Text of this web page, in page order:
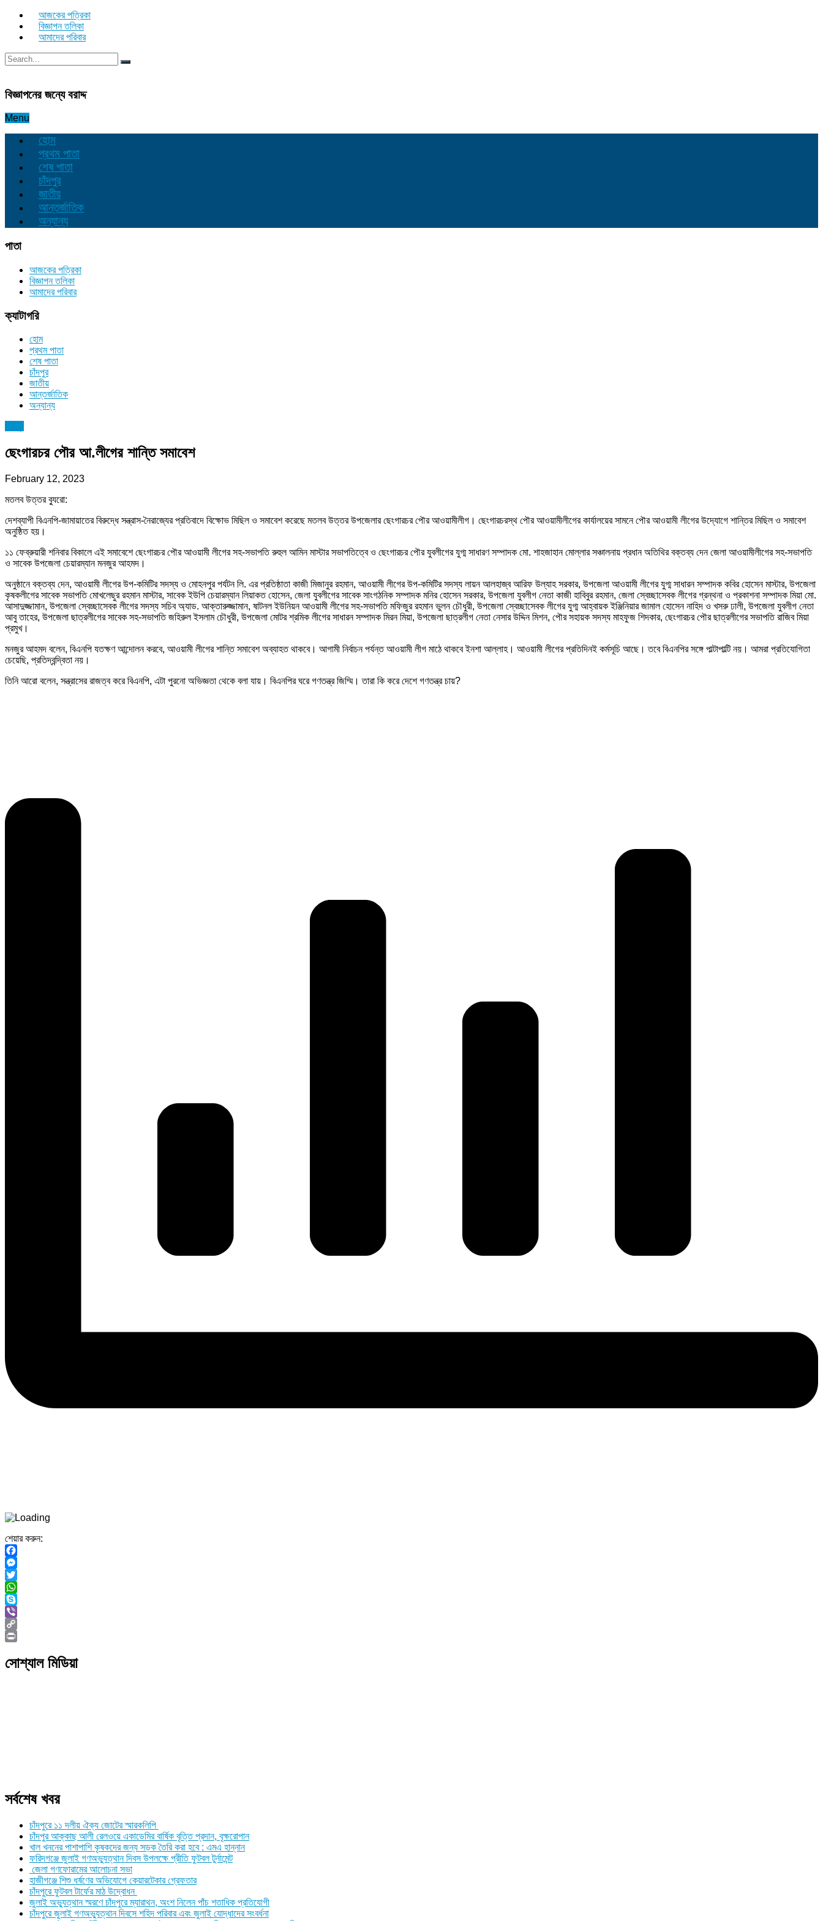
আজকের পত্রিকা
বিজ্ঞাপন তলিকা
আমাদের পরিবার
বিজ্ঞাপনের জন্যে বরাদ্দ
Menu
হোম
প্রথম পাতা
শেষ পাতা
চাঁদপুর
জাতীয়
আন্তর্জাতিক
অন্যান্য
পাতা
আজকের পত্রিকা
বিজ্ঞাপন তলিকা
আমাদের পরিবার
ক্যাটাগরি
হোম
প্রথম পাতা
শেষ পাতা
চাঁদপুর
জাতীয়
আন্তর্জাতিক
অন্যান্য
ছেংগারচর পৌর আ.লীগের শান্তি সমাবেশ
February 12, 2023
মতলব উত্তর ব্যুরো:
দেশব্যাপী বিএনপি-জামায়াতের বিরুদ্ধে সন্ত্রাস-নৈরাজ্যের প্রতিবাদে বিক্ষোভ মিছিল ও সমাবেশ করেছে মতলব উত্তর উপজেলার ছেংগারচর পৌর আওয়ামীলীগ। ছেংগারচরস্থ পৌর আওয়ামীলীগের কার্যালয়ের সামনে পৌর আওয়ামী লীগের উদ্যোগে শান্তির মিছিল ও সমাবেশ
অনুষ্ঠিত হয়।
১১ ফেব্রুয়ারী শনিবার বিকালে এই সমাবেশে ছেংগারচর পৌর আওয়ামী লীগের সহ-সভাপতি রুহুল আমিন মাস্টার সভাপতিত্বে ও ছেংগারচর পৌর যুবলীগের যুগ্ম সাধারণ সম্পাদক মো. শাহজাহান মোল্লার সঞ্চালনায় প্রধান অতিথির বক্তব্য দেন জেলা আওয়ামীলীগের সহ-সভাপতি
ও সাবেক উপজেলা চেয়ারম্যান মনজুর আহমদ।
অনুষ্ঠানে বক্তব্য দেন, আওয়ামী লীগের উপ-কমিটির সদস্য ও মোহনপুর পর্যটন লি. এর প্রতিষ্ঠাতা কাজী মিজানুর রহমান, আওয়ামী লীগের উপ-কমিটির সদস্য লায়ন আলহাজ্ব আরিফ উল্যাহ সরকার, উপজেলা আওয়ামী লীগের যুগ্ম সাধারন সম্পাদক কবির হোসেন মাস্টার, উপজেলা
কৃষকলীগের সাবেক সভাপতি মোখলেছুর রহমান মাস্টার, সাবেক ইউপি চেয়ারম্যান লিয়াকত হোসেন, জেলা যুবলীগের সাবেক সাংগঠনিক সম্পাদক মনির হোসেন সরকার, উপজেলা যুবলীগ নেতা কাজী হাবিবুর রহমান, জেলা স্বেচ্ছাসেবক লীগের গ্রন্থনা ও প্রকাশনা সম্পাদক মিয়া মো.
আসাদুজ্জামান, উপজেলা স্বেচ্ছাসেবক লীগের সদস্য সচিব অ্যাড. আক্তারুজ্জামান, ষাটনল ইউনিয়ন আওয়ামী লীগের সহ-সভাপতি মফিজুর রহমান ভুলন চৌধুরী, উপজেলা স্বেচ্ছাসেবক লীগের যুগ্ম আহ্বায়ক ইঞ্জিনিয়ার জামাল হোসেন নাহিদ ও খসরু ঢালী, উপজেলা যুবলীগ নেতা
আবু তাহের, উপজেলা ছাত্রলীগের সাবেক সহ-সভাপতি জহিরুল ইসলাম চৌধুরী, উপজেলা মোটর শ্রমিক লীগের সাধারন সম্পাদক মিরন মিয়া, উপজেলা ছাত্রলীগ নেতা নেসার উদ্দিন মিশন, পৌর সহায়ক সদস্য মাহফুজ শিদকার, ছেংগারচর পৌর ছাত্রলীগের সভাপতি রাজিব মিয়া
প্রমুখ।
মনজুর আহমদ বলেন, বিএনপি যতক্ষণ আন্দোলন করবে, আওয়ামী লীগের শান্তি সমাবেশ অব্যাহত থাকবে। আগামী নির্বাচন পর্যন্ত আওয়ামী লীগ মাঠে থাকবে ইনশা আল্লাহ। আওয়ামী লীগের প্রতিদিনই কর্মসূচি আছে। তবে বিএনপির সঙ্গে পাল্টাপাল্টি নয়। আমরা প্রতিযোগিতা
চেয়েছি, প্রতিদ্বন্দ্বিতা নয়।
তিনি আরো বলেন, সন্ত্রাসের রাজত্ব করে বিএনপি, এটা পুরনো অভিজ্ঞতা থেকে বলা যায়। বিএনপির ঘরে গণতন্ত্র জিম্মি। তারা কি করে দেশে গণতন্ত্র চায়?
শেয়ার করুন:
Facebook
Messenger
Twitter
WhatsApp
Skype
Viber
Copy
সোশ্যাল মিডিয়া
সর্বশেষ খবর
চাঁদপুরে ১১ দলীয় ঐক্য জোটের স্মারকলিপি
চাঁদপুর আক্কাছ আলী রেলওয়ে একাডেমির বার্ষিক বৃত্তি প্রদান, বৃক্ষরোপান
খাল খননের পাশাপাশি কৃষকদের জন্য সড়ক তৈরি করা হবে : এমএ হান্নান
ফরিদগঞ্জে জুলাই গণঅভ্যুত্থান দিবস উপলক্ষে প্রীতি ফুটবল টুর্নামেন্ট
জেলা গণফোরামের আলোচনা সভা
হাজীগঞ্জে শিশু ধর্ষণের অভিযোগে কেয়ারটেকার গ্রেফতার
চাঁদপুরে ফুটবল টার্ফের মাঠ উদ্বোধন
জুলাই অভ্যুত্থান স্মরণে চাঁদপুরে ম্যারাথন, অংশ নিলেন পাঁচ শতাধিক প্রতিযোগী
চাঁদপুরে জুলাই গণঅভ্যুত্থান দিবসে শহিদ পরিবার এবং জুলাই যোদ্ধাদের সংবর্ধনা